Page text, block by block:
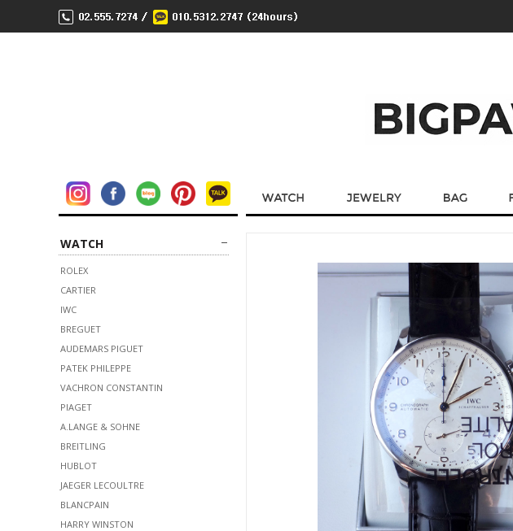
WATCH
ROLEX
CARTIER
IWC
BREGUET
AUDEMARS PIGUET
PATEK PHILEPPE
VACHRON CONSTANTIN
PIAGET
A.LANGE & SOHNE
BREITLING
HUBLOT
JAEGER LECOULTRE
BLANCPAIN
HARRY WINSTON